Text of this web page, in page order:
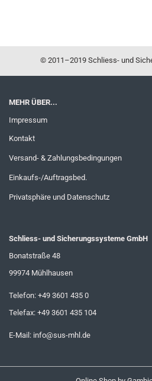
© 2011–2019 Schliess- und
MEHR ÜBER...
Impressum
Kontakt
Versand- & Zahlungsbedingungen
Einkaufs-/Auftragsbed.
Privatsphäre und Datenschutz
Schliess- und Sicherungssysteme GmbH
Bonatstraße 48
99974 Mühlhausen
Telefon: +49 3601 435 0
Telefax: +49 3601 435 104
E-Mail: info@sus-mhl.de